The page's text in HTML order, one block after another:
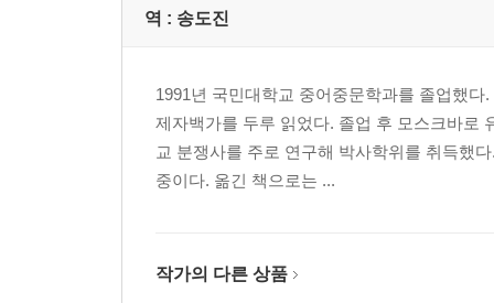
역 : 송도진
1991년 국민대학교 중어중문학과를 졸업했
제자백가를 두루 읽었다. 졸업 후 모스크바로
교 분쟁사를 주로 연구해 박사학위를 취득했
중이다. 옮긴 책으로는 ...
작가의 다른 상품